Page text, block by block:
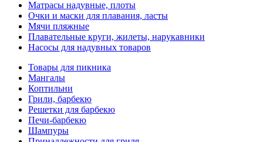
Матраcы надувные, плоты
Очки и маски для плавания, ласты
Мячи пляжные
Плавательные круги, жилеты, нарукавники
Насосы для надувных товаров
Товары для пикника
Мангалы
Коптильни
Грили, барбекю
Решетки для барбекю
Печи-барбекю
Шампуры